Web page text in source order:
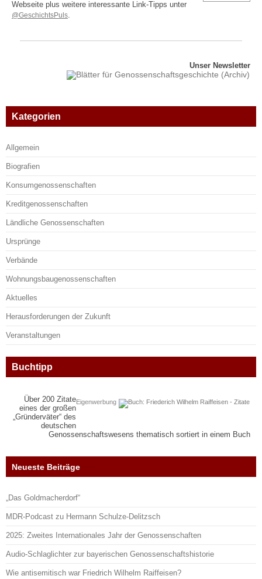
Webseite plus weitere interessante Link-Tipps unter
@GeschichtsPuls.
Unser Newsletter
Kategorien
Allgemein
Biografien
Konsumgenossenschaften
Kreditgenossenschaften
Ländliche Genossenschaften
Ursprünge
Verbände
Wohnungsbaugenossenschaften
Aktuelles
Herausforderungen der Zukunft
Veranstaltungen
Buchtipp
Eigenwerbung
Über 200 Zitate
eines der großen
„Gründerväter“ des
deutschen
Genossenschaftswesens thematisch sortiert in einem Buch
Neueste Beiträge
„Das Goldmacherdorf“
MDR-Podcast zu Hermann Schulze-Delitzsch
2025: Zweites Internationales Jahr der Genossenschaften
Audio-Schlaglichter zur bayerischen Genossenschaftshistorie
Wie antisemitisch war Friedrich Wilhelm Raiffeisen?